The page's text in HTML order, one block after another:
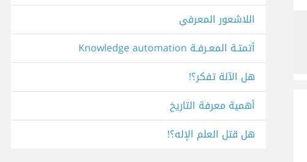
اللاشعور المعرفي
أتمتـة المعـرفـة Knowledge automation
هل الآلة تفكر؟!
أهمية معرفة التاريخ
هل قتل العلم الإله؟!